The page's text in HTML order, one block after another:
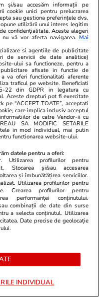
19:27 Vacanțe și
Cafea la
euro.
desemnată
turiști
01 aug.
și/sau accesăm informații pe
cookie unici pentru prelucrarea
sau gestiona preferințele dvs.
utilizării unui interes legitim
confidențialitate. Aceste alegeri
vă vor afecta navigarea. Mai
si agentiile de publicitate
de servicii de date analitice)
ului sa functioneze, pentru a
afisate in functie de
va oferi functionalitati aferente
traficul pe website. Beneficiati
22 din GDPR in legatura cu
Aceste drepturi pot fi exercitate
pe “ACCEPT TOATE”, acceptati
care implica inclusiv acceptul
de catre Vendor-ii cu
SA MODIFIC SETARILE
in mod individual, mai putin
functionarea website-ului.
datele pentru a oferi:
Utilizarea profilurilor pentru
Stocarea și/sau accesarea
și îmbunătățirea serviciilor.
Utilizarea profilurilor pentru
Crearea profilurilor pentru
performanței conținutului.
combinații de date din surse
a selecta conținutul. Utilizarea
Date precise de geolocație
INDIVIDUAL